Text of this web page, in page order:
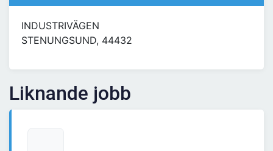
INDUSTRIVÄGEN
STENUNGSUND, 44432
Liknande jobb